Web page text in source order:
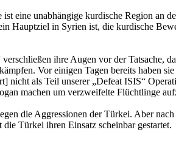
eine unabhängige kurdische Region an
Hauptziel in Syrien ist, die kurdische
ihre Augen vor der Tatsache,
Vor einigen Tagen bereits haben
nicht als Teil unserer „Defeat ISIS“
machen um verzweifelte Flüchtlinge
die Aggressionen der Türkei. Aber
Türkei ihren Einsatz scheinbar gestartet.